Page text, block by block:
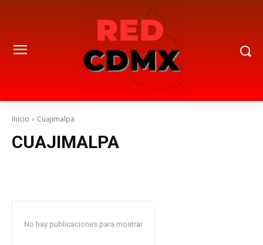
Inicio Cuajimalpa
CUAJIMALPA
No hay publicaciones para mostrar